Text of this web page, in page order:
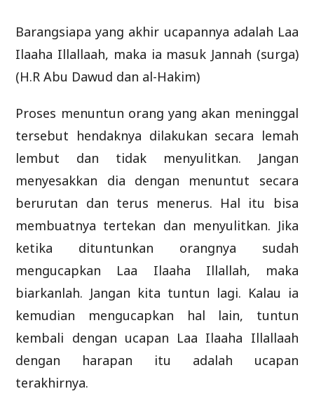
Barangsiapa yang akhir ucapannya adalah Laa
Ilaaha Illallaah, maka ia masuk Jannah (surga)
(H.R Abu Dawud dan al-Hakim)
Proses menuntun orang yang akan meninggal
tersebut hendaknya dilakukan secara lemah
lembut dan tidak menyulitkan. Jangan
menyesakkan dia dengan menuntut secara
berurutan dan terus menerus. Hal itu bisa
membuatnya tertekan dan menyulitkan. Jika
ketika dituntunkan orangnya sudah
mengucapkan Laa Ilaaha Illallah, maka
biarkanlah. Jangan kita tuntun lagi. Kalau ia
kemudian mengucapkan hal lain, tuntun
kembali dengan ucapan Laa Ilaaha Illallaah
dengan harapan itu adalah ucapan
terakhirnya.